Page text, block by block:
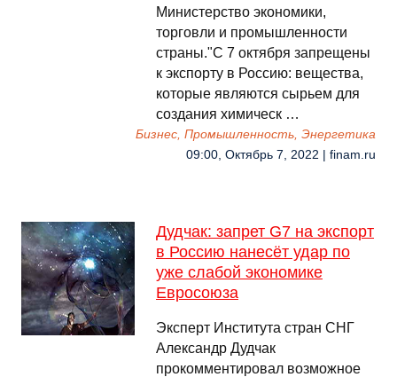
Министерство экономики,
торговли и промышленности
страны."С 7 октября запрещены
к экспорту в Россию: вещества,
которые являются сырьем для
создания химическ …
Бизнес, Промышленность, Энергетика
09:00, Октябрь 7, 2022 | finam.ru
Дудчак: запрет G7 на экспорт
в Россию нанесёт удар по
уже слабой экономике
Евросоюза
Эксперт Института стран СНГ
Александр Дудчак
прокомментировал возможное